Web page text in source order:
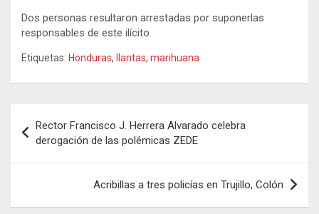
Dos personas resultaron arrestadas por suponerlas
responsables de este ilícito.
Etiquetas: Honduras, llantas, marihuana
de
entradas
Rector Francisco J. Herrera Alvarado celebra
derogación de las polémicas ZEDE
Acribillas a tres policías en Trujillo, Colón